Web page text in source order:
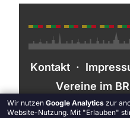
Wir nutzen Google Analytics zur
Website-Nutzung. Mit "Erlauben"
Kontakt ·
Vereine im